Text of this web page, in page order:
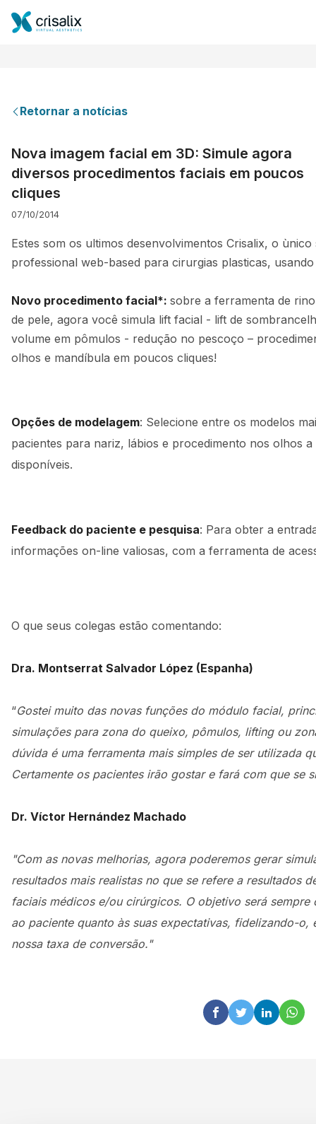
Plataforma 3D de business
Planos
Avaliações dos pacientes
Retornar a notícias
Nova imagem facial em 3D: Simule agora
diversos procedimentos faciais em poucos
cliques
07/10/2014
Estes som os ultimos desenvolvimentos Crisalix, o ùnico
professional web-based para cirurgias plasticas,
Novo procedimento facial*: sobre a ferramenta de
de pele, agora você simula lift facial - lift de
volume em pômulos - redução no pescoço –
olhos e mandíbula em poucos cliques!
Opções de modelagem: Selecione entre os modelos
pacientes para nariz, lábios e procedimento nos olhos
disponíveis.
Feedback do paciente e pesquisa: Para obter a
informações on-line valiosas, com a ferramenta de
O que seus colegas estão comentando:
Dra. Montserrat Salvador López (Espanha)
“Gostei muito das novas funções do módulo facial,
simulações para zona do queixo, pômulos, lifting ou
dúvida é uma ferramenta mais simples de ser utilizada
Certamente os pacientes irão gostar e fará com que se
Dr. Víctor Hernández Machado
"Com as novas melhorias, agora poderemos gerar
resultados mais realistas no que se refere a resultados
faciais médicos e/ou cirúrgicos. O objetivo será sempre
ao paciente quanto às suas expectativas, fidelizando-o,
nossa taxa de conversão."